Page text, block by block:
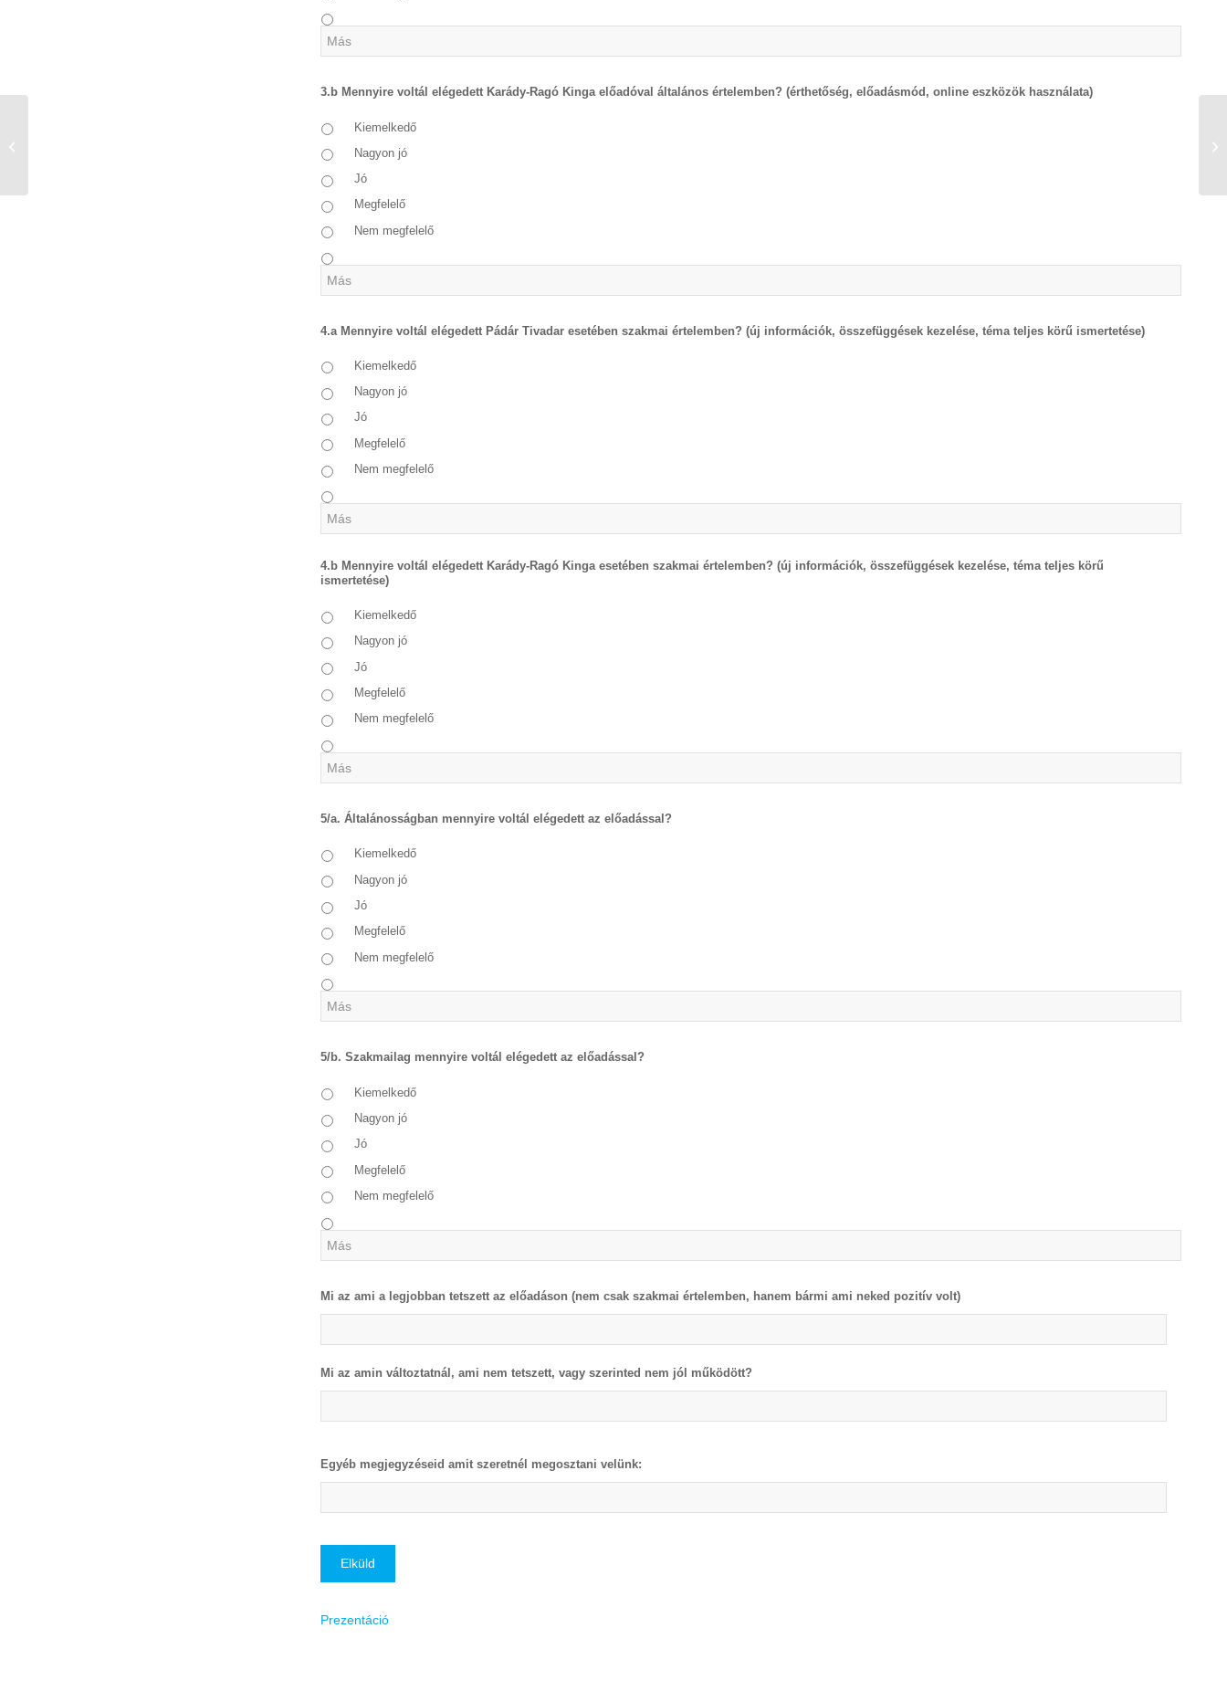
3.b Mennyire voltál elégedett Karády-Ragó Kinga előadóval általános értelemben? (érthetőség, előadásmód, online eszközök használata)
Kiemelkedő
Nagyon jó
Jó
Megfelelő
Nem megfelelő
4.a Mennyire voltál elégedett Pádár Tivadar esetében szakmai értelemben? (új információk, összefüggések kezelése, téma teljes körű ismertetése)
Kiemelkedő
Nagyon jó
Jó
Megfelelő
Nem megfelelő
4.b Mennyire voltál elégedett Karády-Ragó Kinga esetében szakmai értelemben? (új információk, összefüggések kezelése, téma teljes körű
ismertetése)
Kiemelkedő
Nagyon jó
Jó
Megfelelő
Nem megfelelő
5/a. Általánosságban mennyire voltál elégedett az előadással?
Kiemelkedő
Nagyon jó
Jó
Megfelelő
Nem megfelelő
5/b. Szakmailag mennyire voltál elégedett az előadással?
Kiemelkedő
Nagyon jó
Jó
Megfelelő
Nem megfelelő
Mi az ami a legjobban tetszett az előadáson (nem csak szakmai értelemben, hanem bármi ami neked pozitív volt)
Mi az amin változtatnál, ami nem tetszett, vagy szerinted nem jól működött?
Egyéb megjegyzéseid amit szeretnél megosztani velünk:
Prezentáció